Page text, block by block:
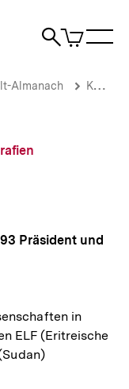
Suche
Artikel
im
Almanach KOSMOS Welt- Almanach - Biografien
Präsident und
in
ELF (Eritreische